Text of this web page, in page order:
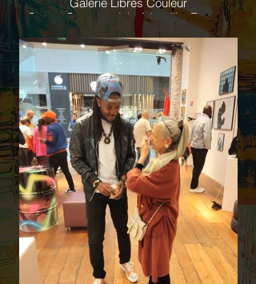
Centre Commerciale Aéroville, France.